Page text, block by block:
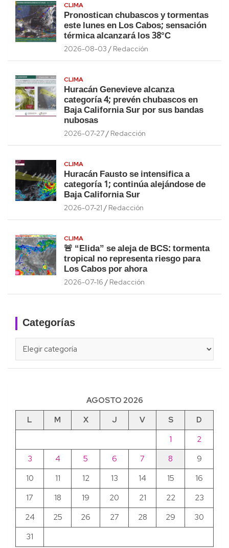
CLIMA
Pronostican chubascos y tormentas
este lunes en Los Cabos; sensación
térmica alcanzará los 38°C
2026-08-03 Redacción
CLIMA
Huracán Genevieve alcanza
categoría 4; prevén chubascos en
Baja California Sur por sus bandas
nubosas
2026-07-27 Redacción
CLIMA
Huracán Fausto se intensifica a
categoría 1; continúa alejándose de
Baja California Sur
2026-07-21 Redacción
CLIMA
🚨 “Elida” se aleja de BCS: tormenta
tropical no representa riesgo para
Los Cabos por ahora
2026-07-16 Redacción
Categorías
AGOSTO 2026
L
M X J V S
D
1
2
3
4 5 6 7 8
9
10
11 12 13 14 15
16
17
18 19 20 21 22
23
24
25 26 27 28 29
30
31